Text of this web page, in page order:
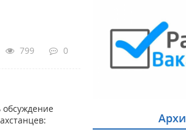
799 0